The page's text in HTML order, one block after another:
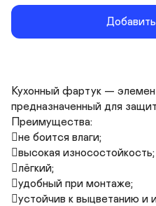
Кухонный фартук —
предназначенный для
Преимущества:
не боится влаги;
высокая износостойкость;
лёгкий;
удобный при монтаже;
устойчив к выцветанию и